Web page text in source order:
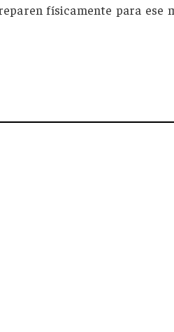
físicamente para ese